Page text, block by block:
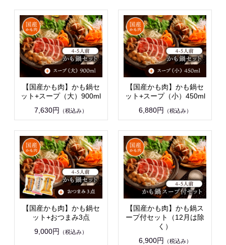
【国産かも肉】かも鍋セ
ット+スープ（大）900ml
7,630円
（税込み）
【国産かも肉】かも鍋セ
ット+スープ（小）450ml
6,880円
（税込み）
【国産かも肉】かも鍋セ
ット+おつまみ3点
9,000円
（税込み）
【国産かも肉】かも鍋ス
ープ付セット（12月は除
く）
6,900円
（税込み）